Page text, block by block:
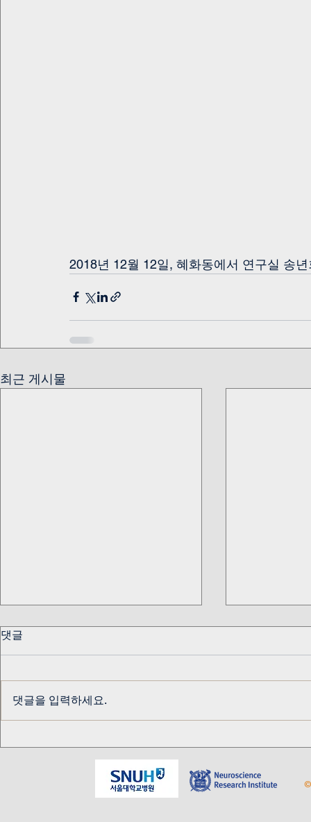
2018년 12월 12일, 혜화동에서 연구실 송
최근 게시물
교수님 생신 기념
댓글
댓글을 입력하세요.
©